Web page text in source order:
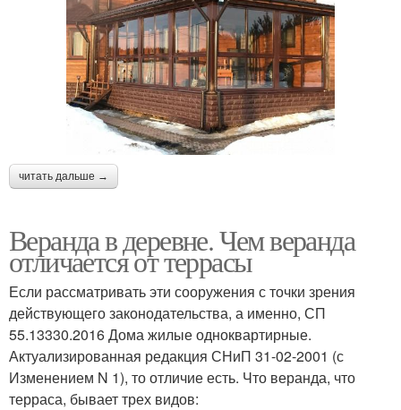
читать дальше →
Веранда в деревне. Чем веранда
отличается от террасы
Если рассматривать эти сооружения с точки зрения
действующего законодательства, а именно, СП
55.13330.2016 Дома жилые одноквартирные.
Актуализированная редакция СНиП 31-02-2001 (с
Изменением N 1), то отличие есть. Что веранда, что
терраса, бывает трех видов: